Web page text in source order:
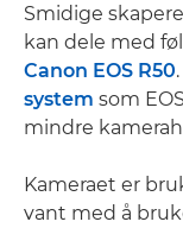
Smidige
kan dele med
Canon EOS R50
system som
mindre
Kameraet er
vant med å